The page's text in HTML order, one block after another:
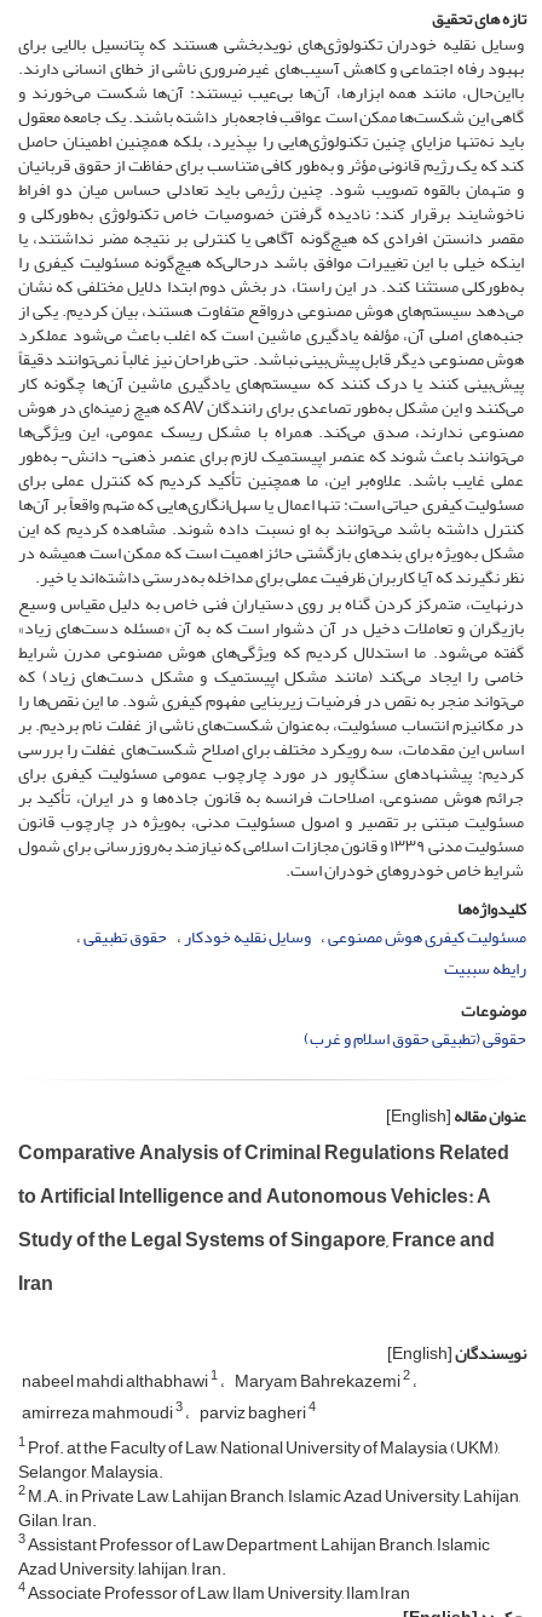
تازه های تحقیق
وسایل نقلیه خودران تکنولوژی‌های نویدبخشی هستند که پتانسیل بالایی برای
بهبود رفاه اجتماعی و کاهش آسیب‌های غیرضروری ناشی از خطای انسانی دارند.
بااین‌حال، مانند همه ابزارها، آن‌ها بی‌عیب نیستند: آن‌ها شکست می‌خورند و
گاهی این شکست‌ها ممکن است عواقب فاجعه‌بار داشته باشند. یک جامعه معقول
باید نه‌تنها مزایای چنین تکنولوژی‌هایی را بپذیرد، بلکه همچنین اطمینان حاصل
کند که یک رژیم قانونی مؤثر و به‌طور کافی متناسب برای حفاظت از حقوق قربانیان
و متهمان بالقوه تصویب شود. چنین رژیمی باید تعادلی حساس میان دو افراط
ناخوشایند برقرار کند: نادیده گرفتن خصوصیات خاص تکنولوژی به‌طورکلی و
مقصر دانستن افرادی که هیچ‌گونه آگاهی یا کنترلی بر نتیجه مضر نداشتند، یا
اینکه خیلی با این تغییرات موافق باشد درحالی‌که هیچ‌گونه مسئولیت کیفری را
به‌طورکلی مستثنا کند. در این راستا، در بخش دوم ابتدا دلایل مختلفی که نشان
می‌دهد سیستم‌های هوش مصنوعی درواقع متفاوت هستند، بیان کردیم. یکی از
جنبه‌های اصلی آن، مؤلفه یادگیری ماشین است که اغلب باعث می‌شود عملکرد
هوش مصنوعی دیگر قابل پیش‌بینی نباشد. حتی طراحان نیز غالباً نمی‌توانند دقیقاً
پیش‌بینی کنند یا درک کنند که سیستم‌های یادگیری ماشین آن‌ها چگونه کار
می‌کنند و این مشکل به‌طور تصاعدی برای رانندگان AV که هیچ زمینه‌ای در هوش
مصنوعی ندارند، صدق می‌کند. همراه با مشکل ریسک عمومی، این ویژگی‌ها
می‌توانند باعث شوند که عنصر اپیستمیک لازم برای عنصر ذهنی- دانش- به‌طور
عملی غایب باشد. علاوه‌بر این، ما همچنین تأکید کردیم که کنترل عملی برای
مسئولیت کیفری حیاتی است: تنها اعمال یا سهل‌انگاری‌هایی که متهم واقعاً بر آن‌ها
کنترل داشته باشد می‌توانند به او نسبت داده شوند. مشاهده کردیم که این
مشکل به‌ویژه برای بندهای بازگشتی حائز اهمیت است که ممکن است همیشه در
نظر نگیرند که آیا کاربران ظرفیت عملی برای مداخله به‌درستی داشته‌اند یا خیر.
درنهایت، متمرکز کردن گناه بر روی دستیاران فنی خاص به دلیل مقیاس وسیع
بازیگران و تعاملات دخیل در آن دشوار است که به آن «مسئله دست‌های زیاد»
گفته می‌شود. ما استدلال کردیم که ویژگی‌های هوش مصنوعی مدرن شرایط
خاصی را ایجاد می‌کند (مانند مشکل اپیستمیک و مشکل دست‌های زیاد) که
می‌تواند منجر به نقص در فرضیات زیربنایی مفهوم کیفری شود. ما این نقص‌ها را
در مکانیزم انتساب مسئولیت، به‌عنوان شکست‌های ناشی از غفلت نام بردیم. بر
اساس این مقدمات، سه رویکرد مختلف برای اصلاح شکست‌های غفلت را بررسی
کردیم: پیشنهاد‌های سنگاپور در مورد چارچوب عمومی مسئولیت کیفری برای
جرائم هوش مصنوعی، اصلاحات فرانسه به قانون جاده‌ها و در ایران، تأکید بر
مسئولیت مبتنی بر تقصیر و اصول مسئولیت مدنی، به‌ویژه در چارچوب قانون
مسئولیت مدنی ۱۳۳۹ و قانون مجازات اسلامی که نیازمند به‌روزرسانی برای شمول
شرایط خاص خودروهای خودران است.
کلیدواژه‌ها
مسئولیت کیفری هوش مصنوعی وسایل نقلیه خودکار حقوق تطبیقی
رایطه سببیت
موضوعات
حقوقی (تطبیقی حقوق اسلام و غرب)
عنوان مقاله[English]
Comparative Analysis of Criminal Regulations Related
to Artificial Intelligence and Autonomous Vehicles: A
Study of the Legal Systems of Singapore, France and
Iran
نویسندگان[English]
nabeel mahdi althabhawi1 Maryam Bahrekazemi2
amirreza mahmoudi3 parviz bagheri4
1Prof. at the Faculty of Law, National University of Malaysia (UKM),
Selangor, Malaysia.
2M.A. in Private Law, Lahijan Branch, Islamic Azad University, Lahijan,
Gilan, Iran.
3Assistant Professor of Law Department, Lahijan Branch, Islamic
Azad University, lahijan, Iran.
4Associate Professor of Law, Ilam University, Ilam,Iran